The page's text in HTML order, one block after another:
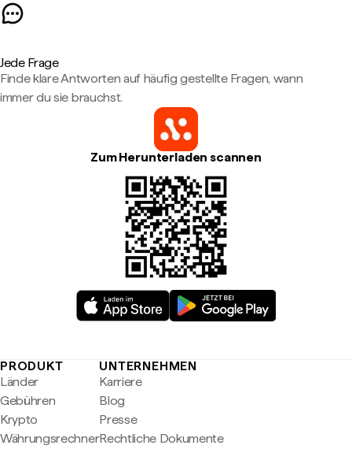
Jede Frage
Finde klare Antworten auf häufig gestellte Fragen, wann
immer du sie brauchst.
Zum Herunterladen scannen
PRODUKT
Länder
Gebühren
Krypto
Währungsrechner
UNTERNEHMEN
Karriere
Blog
Presse
Rechtliche Dokumente